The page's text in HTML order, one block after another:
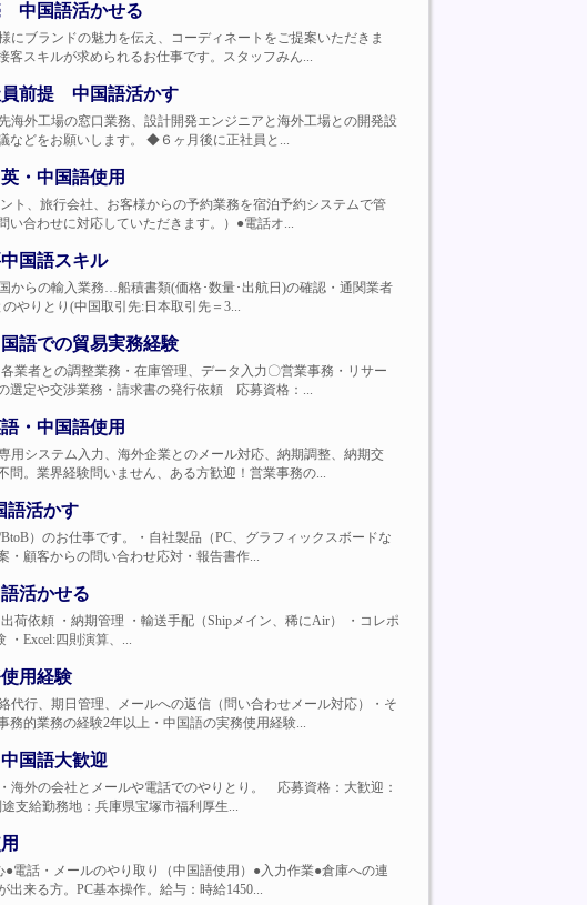
中国語活かせる
にブランドの魅力を伝え、コーディネートをご提案いただきま
スキルが求められるお仕事です。スタッフみん...
前提 中国語活かす
海外工場の窓口業務、設計開発エンジニアと海外工場との開発設
などをお願いします。 ◆６ヶ月後に正社員と...
・中国語使用
ト、旅行会社、お客様からの予約業務を宿泊予約システムで管
合わせに対応していただきます。）●電話オ...
国語スキル
からの輸入業務…船積書類(価格･数量･出航日)の確認・通関業者
やりとり(中国取引先:日本取引先＝3...
での貿易実務経験
業者との調整業務・在庫管理、データ入力〇営業事務・リサー
定や交渉業務・請求書の発行依頼 応募資格：...
・中国語使用
用システム入力、海外企業とのメール対応、納期調整、納期交
。業界経験問いません、ある方歓迎！営業事務の...
活かす
）のお仕事です。・自社製品（PC、グラフィックスボードな
・顧客からの問い合わせ応対・報告書作...
活かせる
荷依頼 ・納期管理 ・輸送手配（Shipメイン、稀にAir） ・コレポ
Excel:四則演算、...
用経験
代行、期日管理、メールへの返信（問い合わせメール対応）・そ
的業務の経験2年以上・中国語の実務使用経験...
国語大歓迎
海外の会社とメールや電話でのやりとり。 応募資格：大歓迎：
支給勤務地：兵庫県宝塚市福利厚生...
電話・メールのやり取り（中国語使用）●入力作業●倉庫への連
来る方。PC基本操作。給与：時給1450...